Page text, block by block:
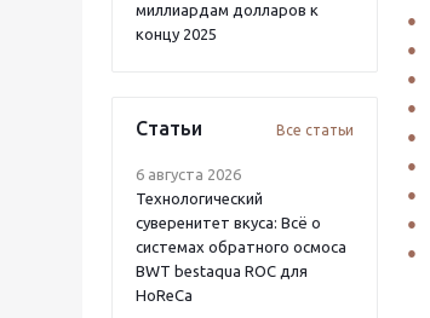
миллиардам долларов к
концу 2025
Статьи Все статьи
6 августа 2026
Технологический
суверенитет вкуса: Всё о
системах обратного осмоса
BWT bestaqua ROC для
HoReCa